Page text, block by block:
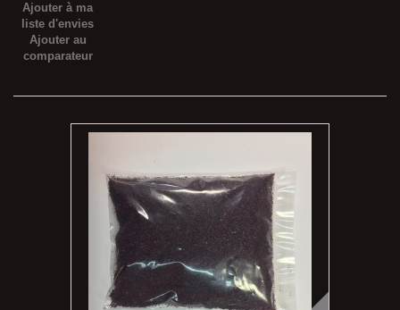
Ajouter à ma
liste d'envies
Ajouter au
comparateur